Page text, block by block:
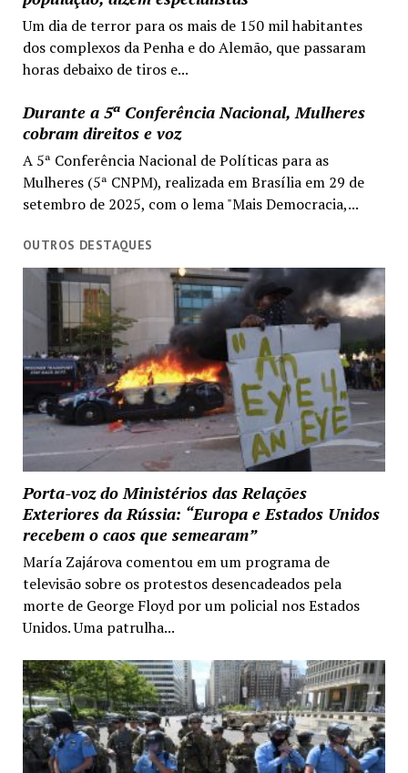
Um dia de terror para os mais de 150 mil habitantes
dos complexos da Penha e do Alemão, que passaram
horas debaixo de tiros e...
Durante a 5ª Conferência Nacional, Mulheres
cobram direitos e voz
A 5ª Conferência Nacional de Políticas para as
Mulheres (5ª CNPM), realizada em Brasília em 29 de
setembro de 2025, com o lema "Mais Democracia,...
OUTROS DESTAQUES
Porta-voz do Ministérios das Relações
Exteriores da Rússia: “Europa e Estados Unidos
recebem o caos que semearam”
María Zajárova comentou em um programa de
televisão sobre os protestos desencadeados pela
morte de George Floyd por um policial nos Estados
Unidos. Uma patrulha...